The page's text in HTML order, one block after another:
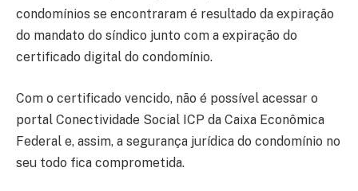
condomínios se encontraram é resultado da expiração
do mandato do síndico junto com a expiração do
certificado digital do condomínio.
Com o certificado vencido, não é possível acessar o
portal Conectividade Social ICP da Caixa Econômica
Federal e, assim, a segurança jurídica do condomínio no
seu todo fica comprometida.